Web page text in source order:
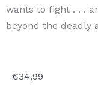
wants to fight . . .
beyond the deadly
€34,99